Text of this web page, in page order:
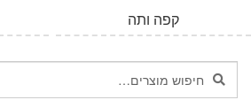
קפה ותה
חיפוש
עבור:
חיפוש